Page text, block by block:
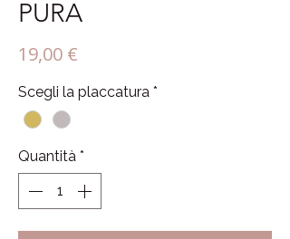
PURA
19,00 €
Scegli la placcatura *
Quantità *